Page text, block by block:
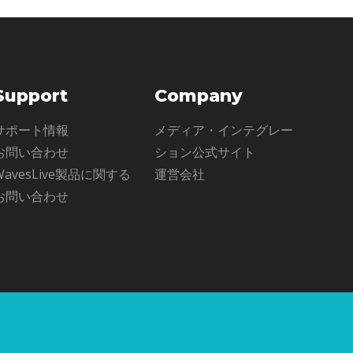
ポート情報
問い合わせ
製品に関する
問い合わせ
Company
メディア・インテグレー
ション公式サイト
運営会社